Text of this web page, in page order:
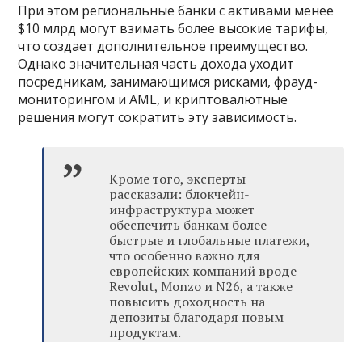
При этом региональные банки с активами менее
$10 млрд могут взимать более высокие тарифы,
что создает дополнительное преимущество.
Однако значительная часть дохода уходит
посредникам, занимающимся рисками, фрауд-
мониторингом и AML, и криптовалютные
решения могут сократить эту зависимость.
Кроме того, эксперты
рассказали: блокчейн-
инфраструктура может
обеспечить банкам более
быстрые и глобальные платежи,
что особенно важно для
европейских компаний вроде
Revolut, Monzo и N26, а также
повысить доходность на
депозиты благодаря новым
продуктам.